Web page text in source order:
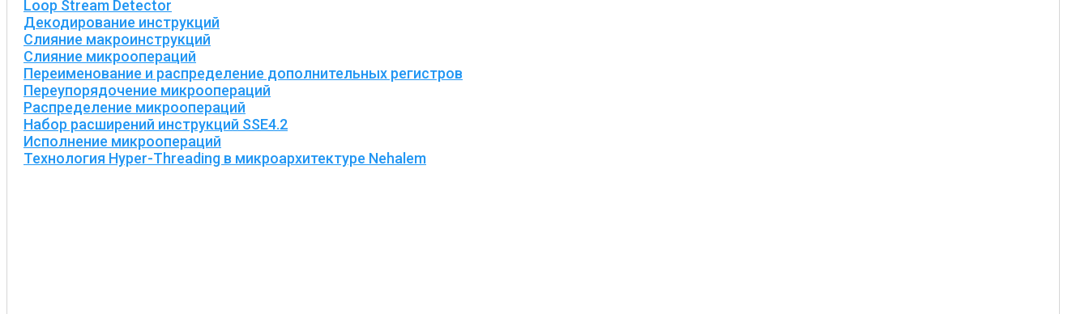
Loop Stream Detector
Декодирование инструкций
Слияние макроинструкций
Слияние микроопераций
Переименование и распределение дополнительных регистров
Переупорядочение микроопераций
Распределение микроопераций
Набор расширений инструкций SSE4.2
Исполнение микроопераций
Технология Hyper-Тhreading в микроархитектуре Nehalem